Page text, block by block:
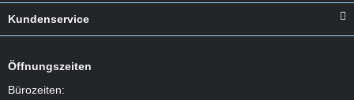
Kundenservice
Öffnungszeiten
Bürozeiten: